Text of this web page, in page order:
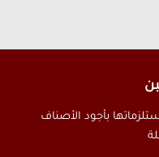
بأجود الأصناف